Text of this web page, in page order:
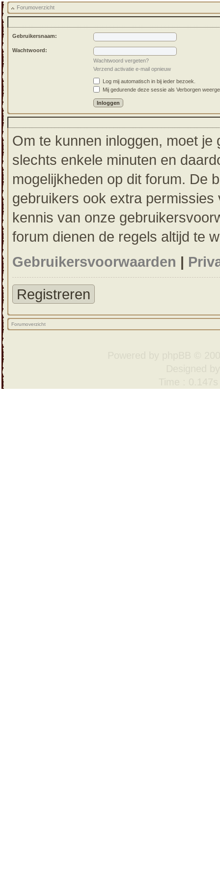
Forumoverzicht
Gebruikersnaam:
Wachtwoord:
Wachtwoord vergeten?
Verzend activatie e-mail opnieuw
Log mij automatisch in bij ieder bezoek.
Mij gedurende deze sessie als Verborgen
Om te kunnen inloggen, moet
slechts enkele minuten en
mogelijkheden op dit forum. De
gebruikers ook extra
kennis van onze
forum dienen de regels altijd te
Gebruikersvoorwaarden |
Registreren
Forumoverzicht